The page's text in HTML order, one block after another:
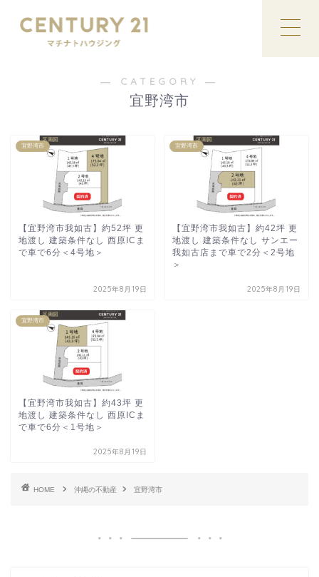
― CATEGORY ―
宜野湾市
宜野湾市
【宜野湾市我如古】約52坪 更
地渡し 建築条件なし 西原ICま
で車で6分＜4号地＞
2025年8月19日
宜野湾市
【宜野湾市我如古】約42坪 更
地渡し 建築条件なし サンエー
我如古店まで車で2分＜2号地
＞
2025年8月19日
宜野湾市
【宜野湾市我如古】約43坪 更
地渡し 建築条件なし 西原ICま
で車で6分＜1号地＞
2025年8月19日
HOME 沖縄の不動産 宜野湾市